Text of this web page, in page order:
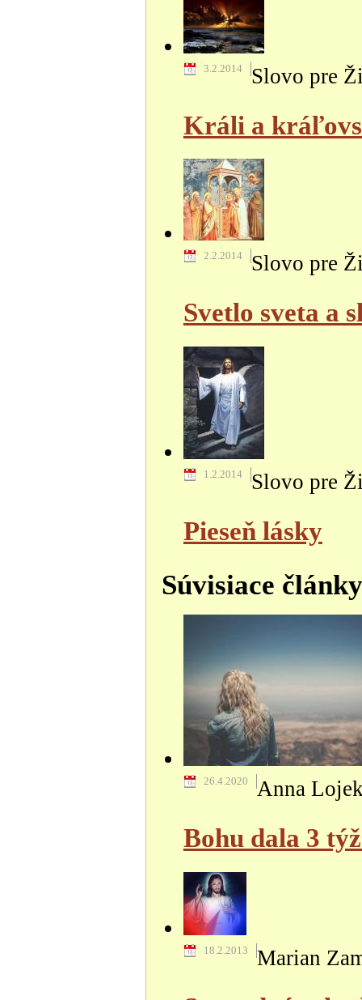
Slovo pre
3.2.2014
Králi a
Slovo pre
2.2.2014
Svetlo sveta a
Slovo pre
1.2.2014
Pieseň lásky
Súvisiace
Anna
26.4.2020
Bohu dala 3
Marian
18.2.2013